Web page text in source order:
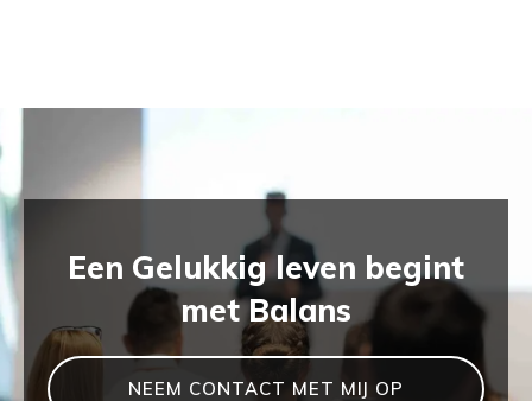
Een Gelukkig leven begint
met Balans
NEEM CONTACT MET MIJ OP